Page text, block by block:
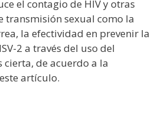
el contagio de HIV y otras
transmisión sexual como la
la efectividad en prevenir la
2 a través del uso del
cierta, de acuerdo a la
artículo.